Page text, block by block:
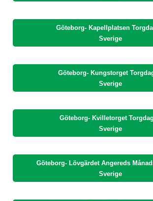
Göteborg- Kapellplatsen
Sverige
Göteborg- Kungstorget
Sverige
Göteborg- Kvilletorget
Sverige
Göteborg- Lövgärdet Angereds
Sverige